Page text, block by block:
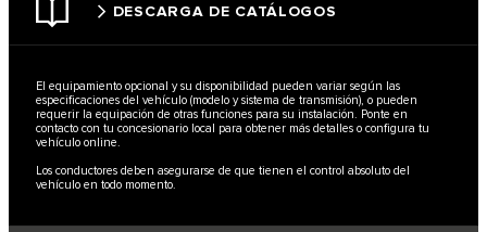
DESCARGA DE CATÁLOGOS
El equipamiento opcional y su disponibilidad pueden variar según las
especificaciones del vehículo (modelo y sistema de transmisión), o pueden
requerir la equipación de otras funciones para su instalación. Ponte en
contacto con tu concesionario local para obtener más detalles o configura tu
vehículo online.
Los conductores deben asegurarse de que tienen el control absoluto del
vehículo en todo momento.